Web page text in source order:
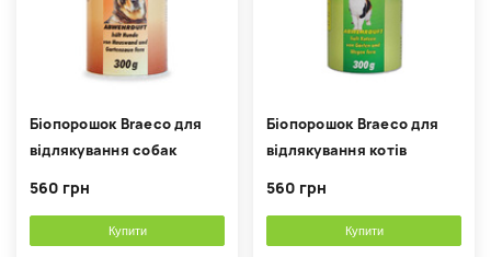
Біопорошок Braeco для
відлякування собак
560 грн
Купити
Біопорошок Braeco для
відлякування котів
560 грн
Купити